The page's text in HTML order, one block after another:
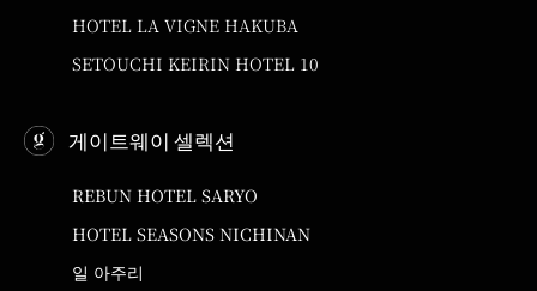
HOTEL LA VIGNE HAKUBA
SETOUCHI KEIRIN HOTEL 10
게이트웨이 셀렉션
REBUN HOTEL SARYO
HOTEL SEASONS NICHINAN
일 아주리